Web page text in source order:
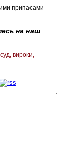
припасами
на наш
суд вироки